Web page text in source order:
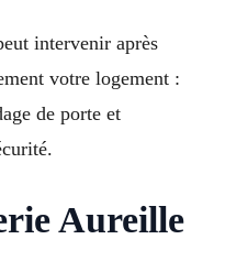
intervenir après
votre logement :
de porte et
Aureille